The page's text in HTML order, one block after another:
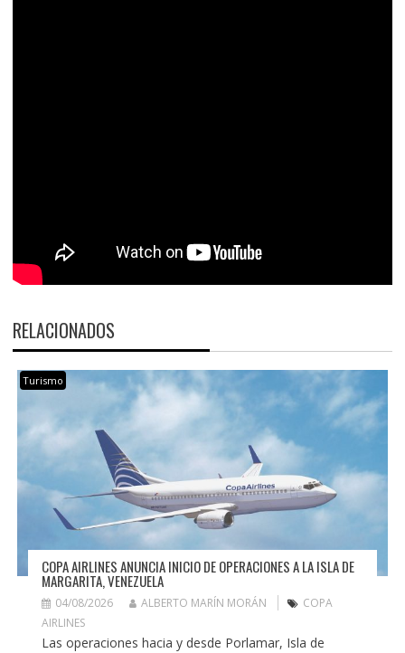
RELACIONADOS
Turismo
COPA AIRLINES ANUNCIA INICIO DE OPERACIONES A LA ISLA DE
MARGARITA, VENEZUELA
04/08/2026 ALBERTO MARÍN MORÁN
COPA
AIRLINES
Las operaciones hacia y desde Porlamar, Isla de